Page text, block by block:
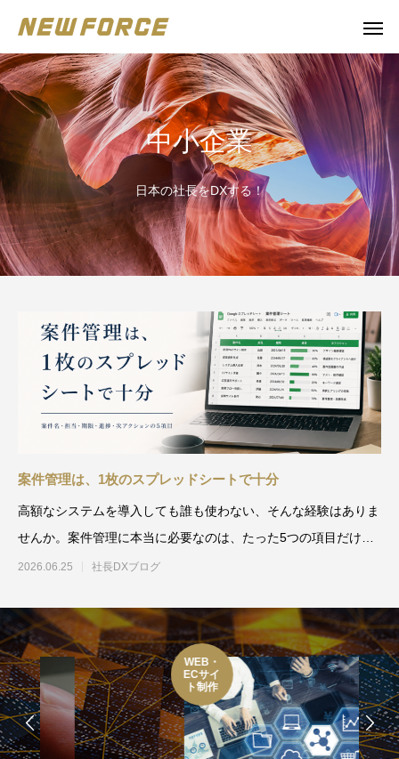
WEBコンテンツ
WEBマーケティング戦略立案
Claude
補助金の取得
中小企業
日本の社長をDXする！
案件管理は、1枚のスプレッドシートで十分
高額なシステムを導入しても誰も使わない、そんな経験はありま
せんか。案件管理に本当に必要なのは、たった5つの項目だけ。
案件名、担当者、期限、進
2026.06.25 社長DXブログ
WEB・
ECサイ
ト制作